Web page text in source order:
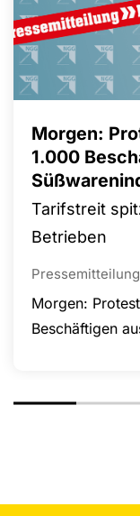
Morgen:
1.000
Tarifstreit
Betrieben
Pressemitteilung
Morgen:
Beschäftigen